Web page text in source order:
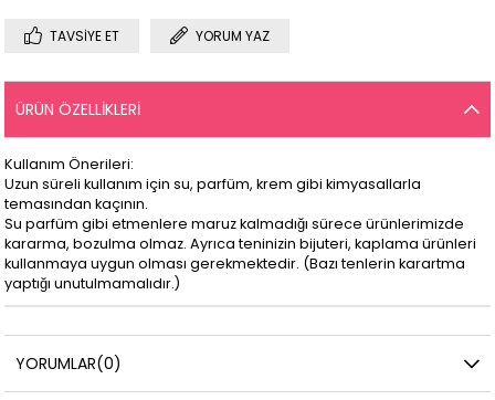
TAVSIYE ET YORUM YAZ
ÜRÜN ÖZELLIKLERI
Kullanım Önerileri:
Uzun süreli kullanım için su, parfüm, krem gibi kimyasallarla
temasından kaçının.
Su parfüm gibi etmenlere maruz kalmadığı sürece ürünlerimizde
kararma, bozulma olmaz. Ayrıca teninizin bijuteri, kaplama ürünleri
kullanmaya uygun olması gerekmektedir. (Bazı tenlerin karartma
yaptığı unutulmamalıdır.)
YORUMLAR(0)